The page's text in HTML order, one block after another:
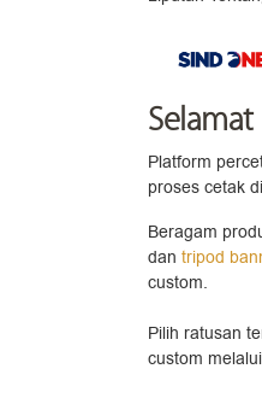
Platform
proses cetak
Beragam
dan tripod
custom.
Pilih ratusan
custom